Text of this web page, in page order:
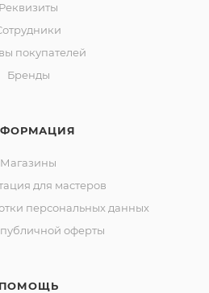
Реквизиты
покупателей
Бренды
Магазины
для мастеров
персональных данных
оферты
ПОМОЩЬ